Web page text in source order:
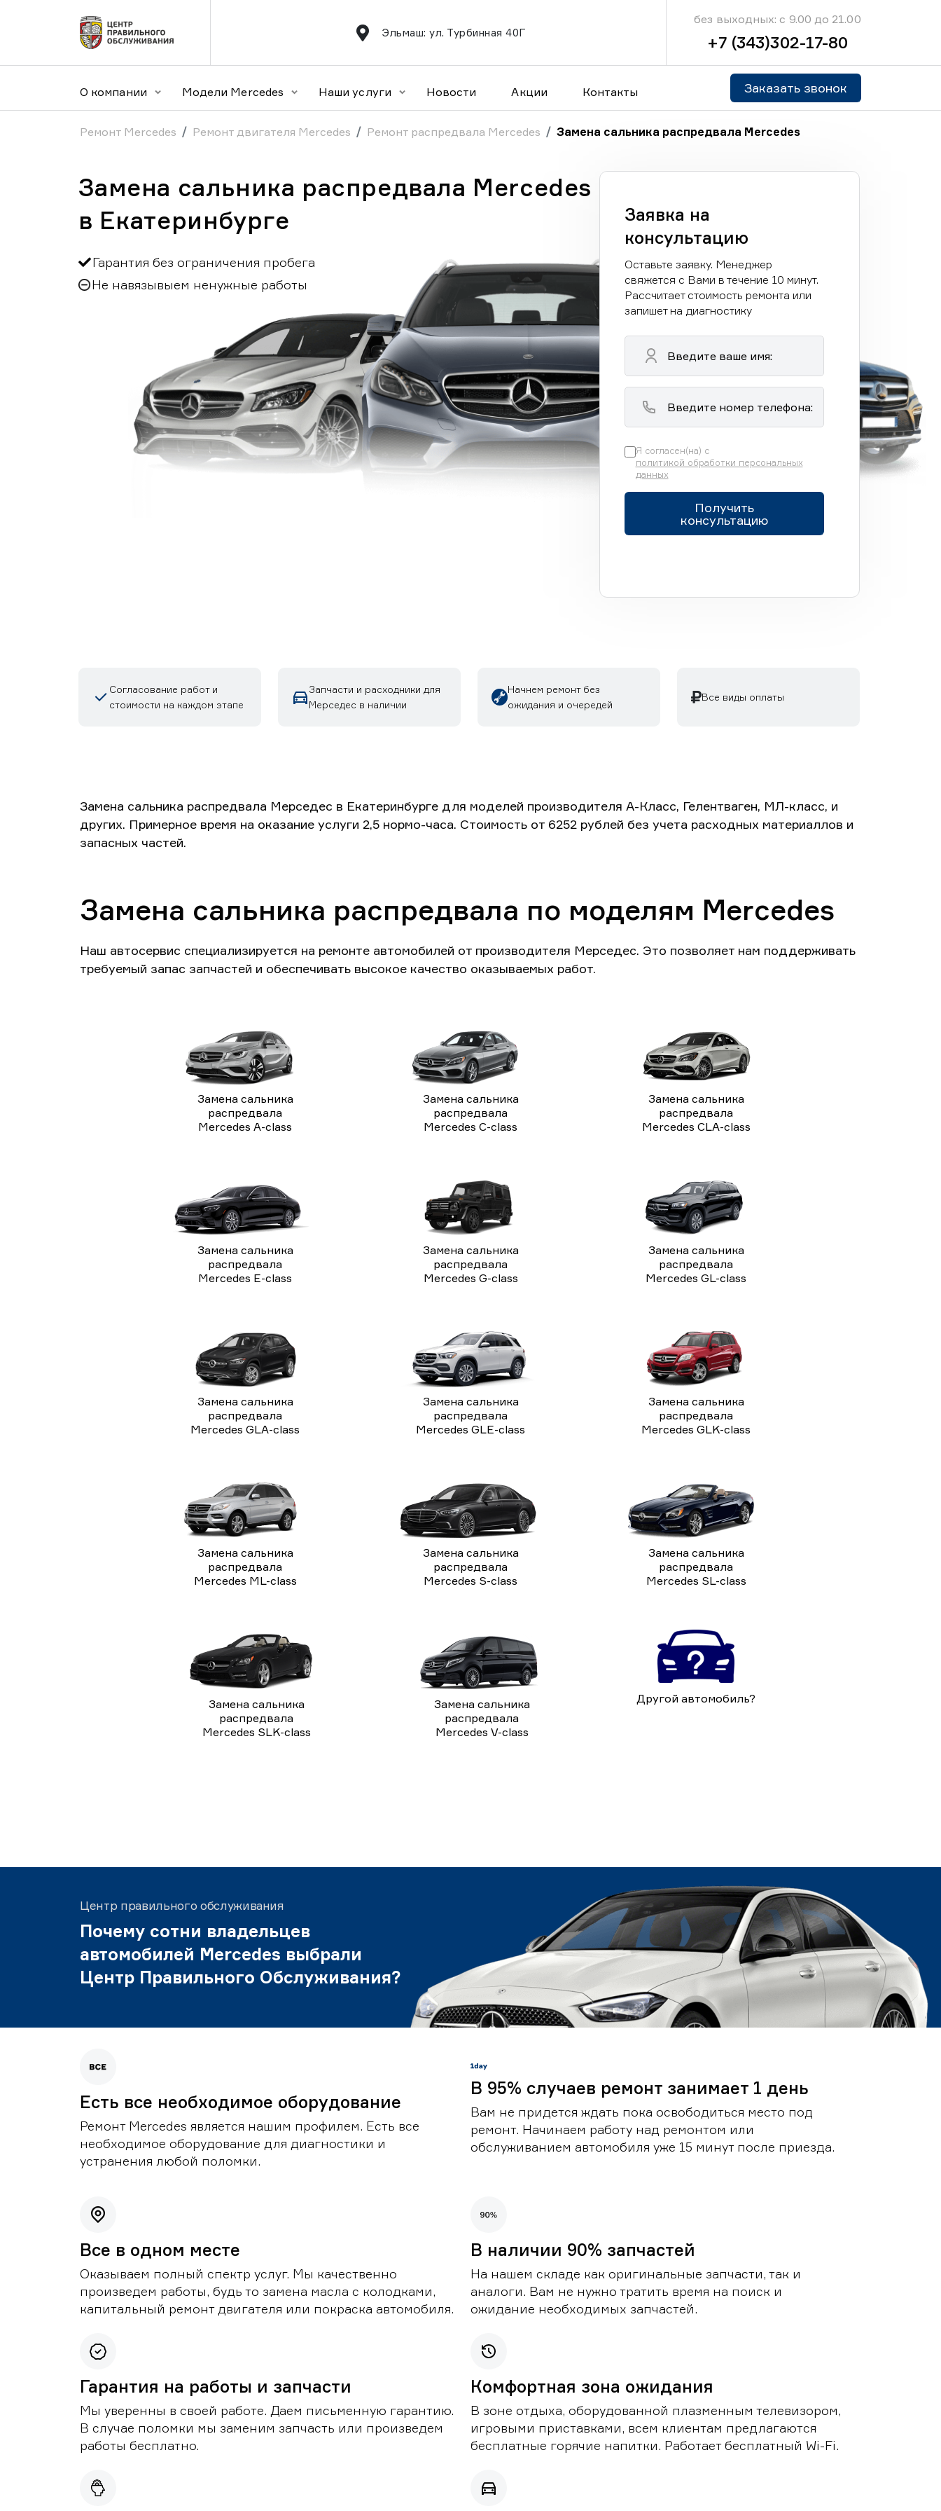
Эльмаш: ул. Турбинная 40Г
без выходных: с 9.00 до 21.00
+7 (343)302-17-80
О компании Модели Mercedes Наши услуги Новости Акции Контакты Заказать звонок
Ремонт Mercedes Ремонт двигателя Mercedes Ремонт распредвала Mercedes Замена сальника распредвала Mercedes
Замена сальника распредвала Mercedes
в Екатеринбурге
Гарантия без ограничения пробега
Не навязывыем ненужные работы
Заявка на
консультацию
Оставьте заявку. Менеджер
свяжется с Вами в течение 10 минут.
Рассчитает стоимость ремонта или
запишет на диагностику
Я согласен(на) с
политикой обработки персональных
данных
Получить
консультацию
Согласование работ и
стоимости на каждом этапе
Запчасти и расходники для
Мерседес в наличии
Начнем ремонт без
ожидания и очередей
Все виды оплаты
Замена сальника распредвала Мерседес в Екатеринбурге для моделей производителя А-Класс, Гелентваген, МЛ-класс, и
других. Примерное время на оказание услуги 2,5 нормо-часа. Стоимость от 6252 рублей без учета расходных материаллов и
запасных частей.
Замена сальника распредвала по моделям Mercedes
Наш автосервис специализируется на ремонте автомобилей от производителя Мерседес. Это позволяет нам поддерживать
требуемый запас запчастей и обеспечивать высокое качество оказываемых работ.
Замена сальника
распредвала
Mercedes A-class
Замена сальника
распредвала
Mercedes C-class
Замена сальника
распредвала
Mercedes CLA-class
Замена сальника
распредвала
Mercedes E-class
Замена сальника
распредвала
Mercedes G-class
Замена сальника
распредвала
Mercedes GL-class
Замена сальника
распредвала
Mercedes GLA-class
Замена сальника
распредвала
Mercedes GLE-class
Замена сальника
распредвала
Mercedes GLK-class
Замена сальника
распредвала
Mercedes ML-class
Замена сальника
распредвала
Mercedes S-class
Замена сальника
распредвала
Mercedes SL-class
Замена сальника
распредвала
Mercedes SLK-class
Замена сальника
распредвала
Mercedes V-class
Другой автомобиль?
Центр правильного обслуживания
Почему сотни владельцев
автомобилей Mercedes выбрали
Центр Правильного Обслуживания?
Есть все необходимое оборудование
Ремонт Mercedes является нашим профилем. Есть все
необходимое оборудование для диагностики и
устранения любой поломки.
В 95% случаев ремонт занимает 1 день
Вам не придется ждать пока освободиться место под
ремонт. Начинаем работу над ремонтом или
обслуживанием автомобиля уже 15 минут после приезда.
Все в одном месте
Оказываем полный спектр услуг. Мы качественно
произведем работы, будь то замена масла с колодками,
капитальный ремонт двигателя или покраска автомобиля.
В наличии 90% запчастей
На нашем складе как оригинальные запчасти, так и
аналоги. Вам не нужно тратить время на поиск и
ожидание необходимых запчастей.
Гарантия на работы и запчасти
Мы уверенны в своей работе. Даем письменную гарантию.
В случае поломки мы заменим запчасть или произведем
работы бесплатно.
Комфортная зона ожидания
В зоне отдыха, оборудованной плазменным телевизором,
игровыми приставками, всем клиентам предлагаются
бесплатные горячие напитки. Работает бесплатный Wi-Fi.